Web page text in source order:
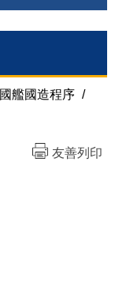
國艦國造程序 /
友善列印